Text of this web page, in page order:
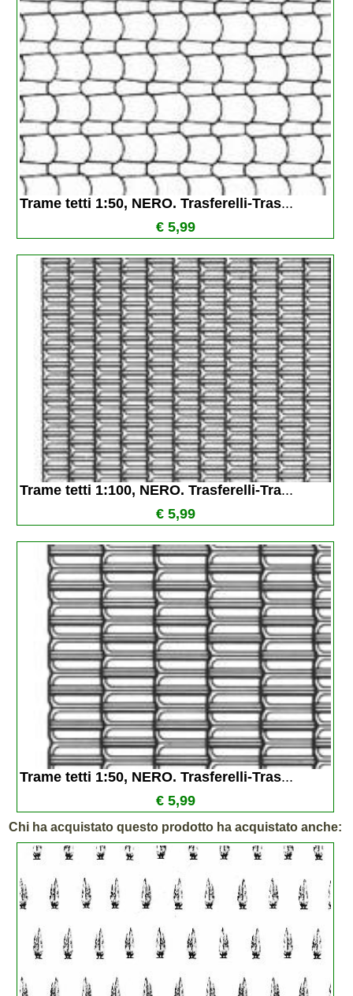
Trame tetti 1:50, NERO. Trasferelli-Tras...
€ 5,99
Trame tetti 1:100, NERO. Trasferelli-Tra...
€ 5,99
Trame tetti 1:50, NERO. Trasferelli-Tras...
€ 5,99
Chi ha acquistato questo prodotto ha acquistato anche: